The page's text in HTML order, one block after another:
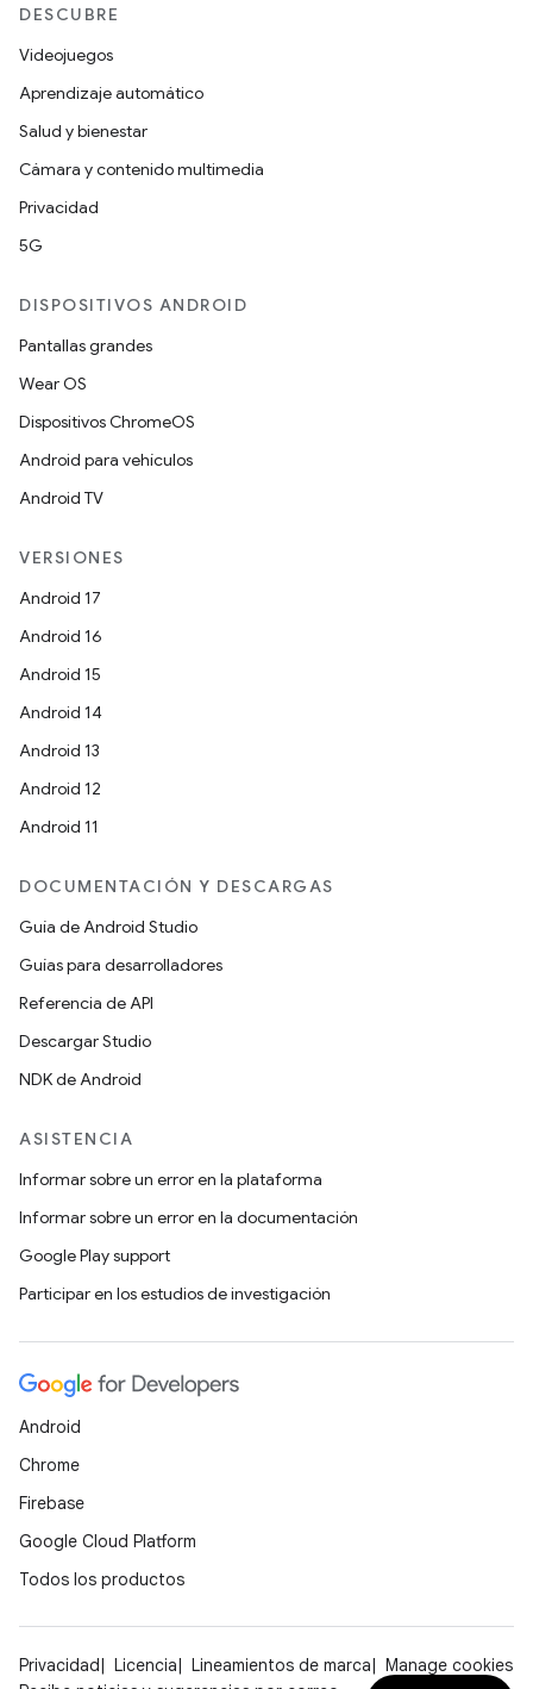
DESCUBRE
Videojuegos
Aprendizaje automático
Salud y bienestar
Cámara y contenido multimedia
Privacidad
5G
DISPOSITIVOS ANDROID
Pantallas grandes
Wear OS
Dispositivos ChromeOS
Android para vehículos
Android TV
VERSIONES
Android 17
Android 16
Android 15
Android 14
Android 13
Android 12
Android 11
DOCUMENTACIÓN Y DESCARGAS
Guía de Android Studio
Guías para desarrolladores
Referencia de API
Descargar Studio
NDK de Android
ASISTENCIA
Informar sobre un error en la plataforma
Informar sobre un error en la documentación
Google Play support
Participar en los estudios de investigación
Android
Chrome
Firebase
Google Cloud Platform
Todos los productos
Privacidad Licencia Lineamientos de marca
Manage cookies